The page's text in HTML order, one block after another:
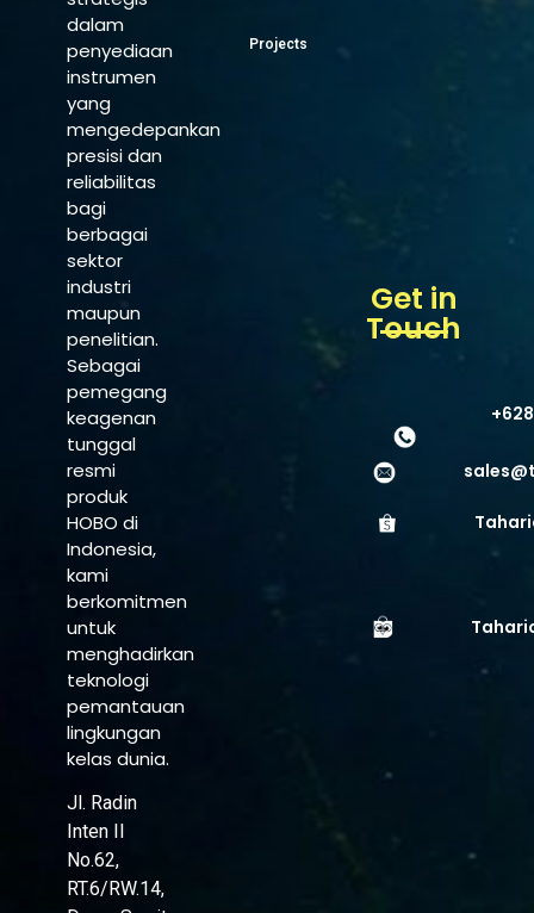
dalam
penyediaan
instrumen
yang
mengedepankan
presisi dan
reliabilitas
bagi
berbagai
sektor
industri
maupun
penelitian.
Sebagai
pemegang
keagenan
tunggal
resmi
produk
HOBO di
Indonesia,
kami
berkomitmen
untuk
menghadirkan
teknologi
pemantauan
lingkungan
kelas dunia.
Jl. Radin
Inten II
No.62,
RT.6/RW.14,
Projects
Get in
Touch